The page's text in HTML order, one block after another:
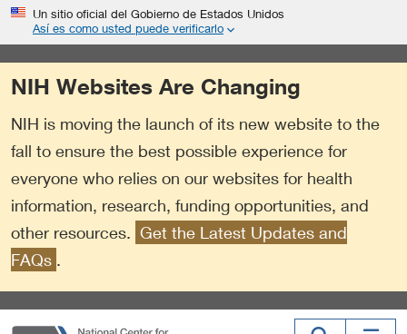
i
p
e
n
Link
External
Link
Policy
Un sitio oficial del Gobierno de Estados Unidos
Así es como usted puede verificarlo
NIH Websites Are Changing
NIH is moving the launch of its new website to the
fall to ensure the best possible experience for
everyone who relies on our websites for health
information, research, funding opportunities, and
other resources. Get the Latest Updates and
FAQs .